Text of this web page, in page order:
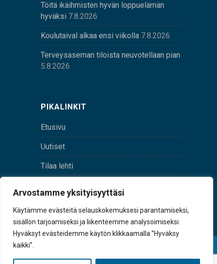
Arvostamme yksityisyyttäsi
Käytämme evästeitä selauskokemuksesi parantamiseksi,
sisällön tarjoamiseksi ja liikenteemme analysoimiseksi.
Hyväksyt evästeidemme käytön klikkaamalla ”Hyväksy
kaikki”.
Töitä ikäihmisten hyvän loppuelämän
hyväksi 7.8.2026
Koulutaival alkaa ensi viikolla 7.8.2026
Terveysaseman tiloista neuvotellaan pian
5.8.2026
PIKALINKIT
Etusivu
Uutiset
Tilaa lehti
tunnus 0167229-8